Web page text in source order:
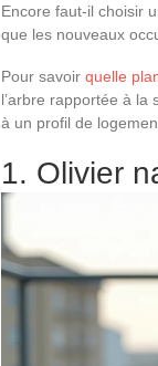
Encore faut-il choisir
que les nouveaux
Pour savoir quelle
l’arbre rapportée à la
à un profil de
1. Olivier